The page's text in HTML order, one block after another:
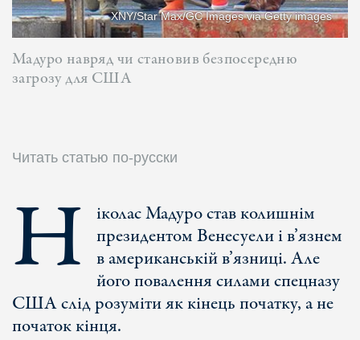
XNY/Star Max/GC Images via Getty images
Мадуро навряд чи становив безпосередню
загрозу для США
Читать статью по-русски
Н іколас Мадуро став колишнім
президентом Венесуели і в’язнем
в американській в’язниці. Але
його повалення силами спецназу
США слід розуміти як кінець початку, а не
початок кінця.